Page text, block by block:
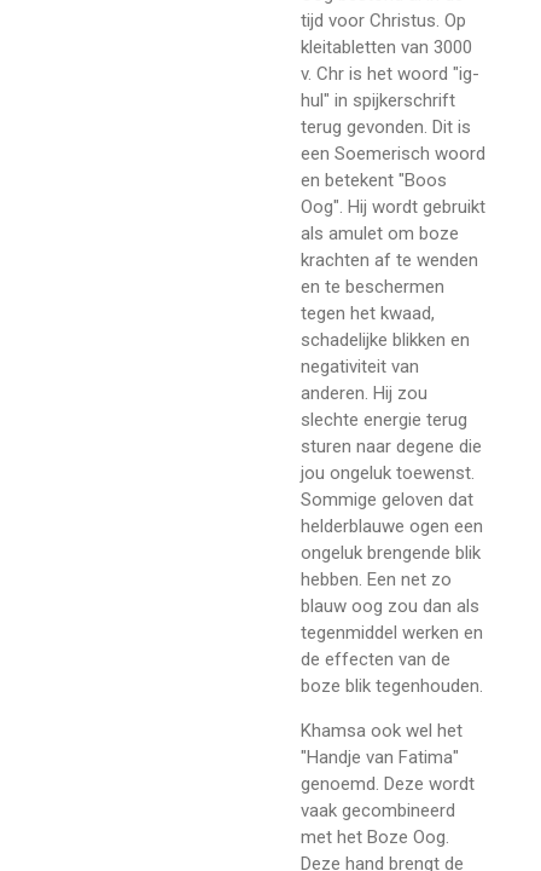
tijd voor Christus. Op
kleitabletten van 3000
v. Chr is het woord "ig-
hul" in spijkerschrift
terug gevonden. Dit is
een Soemerisch woord
en betekent "Boos
Oog". Hij wordt gebruikt
als amulet om boze
krachten af te wenden
en te beschermen
tegen het kwaad,
schadelijke blikken en
negativiteit van
anderen. Hij zou
slechte energie terug
sturen naar degene die
jou ongeluk toewenst.
Sommige geloven dat
helderblauwe ogen een
ongeluk brengende blik
hebben. Een net zo
blauw oog zou dan als
tegenmiddel werken en
de effecten van de
boze blik tegenhouden.
Khamsa ook wel het
"Handje van Fatima"
genoemd. Deze wordt
vaak gecombineerd
met het Boze Oog.
Deze hand brengt de